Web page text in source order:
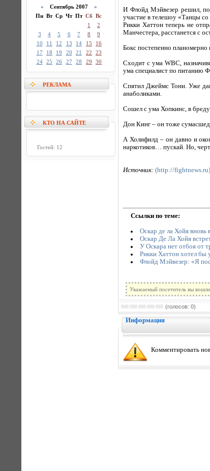
« Сентябрь 2007 »
Пн Вт Ср Чт Пт Сб Вс
1
2
3
4 5 6 7 8
9
10
11 12 13 14 15
16
17
18 19 20 21 22
23
24
25 26 27 28 29 30
РЕКЛАМА
КТО НА САЙТЕ
Гостей: 12
И Флойд Мэйвезер решил,
участие в телешоу «Танцы
Рикки Хаттон теперь не
Манчестера, расстанется с
Бокс постепенно
Сходит с ума WBC,
ума специалист по питанию
Спятил Джеймс Тони. Уже
анаболиками.
Сошел с ума Хопкинс, в
Дон Кинг – он тоже
А Холифилд – он давно и
наркотиков… пускай. Но,
Источник: (http://fightnews.ru)
Ссылки по теме:
Оскар де ла Хойя вновь
Оскар Де Ла Хойя
У Оскара нет отбоя от
Рикки Хаттон хотел бы
Флойд Мэйвезер: «Я
Уважаемый посетитель вы
(голосов: 0)
Информация
Комментировать